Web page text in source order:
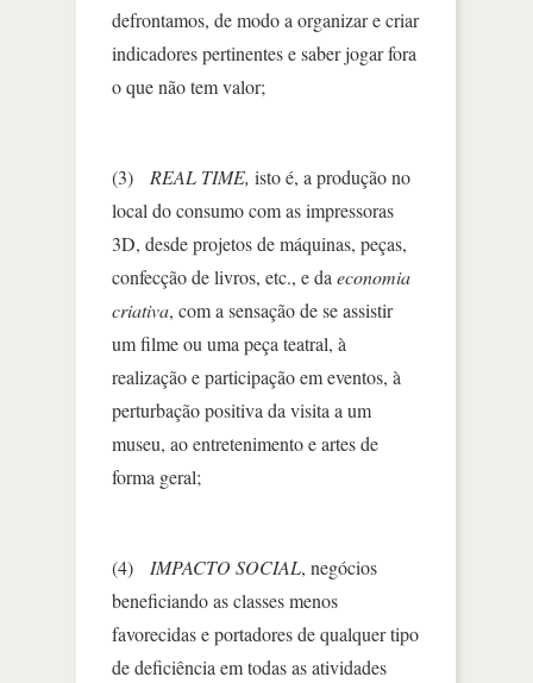
defrontamos, de modo a organizar e criar
indicadores pertinentes e saber jogar fora
o que não tem valor;
(3) REAL TIME, isto é, a produção no
local do consumo com as impressoras
3D, desde projetos de máquinas, peças,
confecção de livros, etc., e da economia
criativa, com a sensação de se assistir
um filme ou uma peça teatral, à
realização e participação em eventos, à
perturbação positiva da visita a um
museu, ao entretenimento e artes de
forma geral;
(4) IMPACTO SOCIAL, negócios
beneficiando as classes menos
favorecidas e portadores de qualquer tipo
de deficiência em todas as atividades